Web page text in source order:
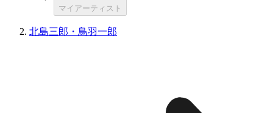
マイアーティスト
北島三郎・鳥羽一郎